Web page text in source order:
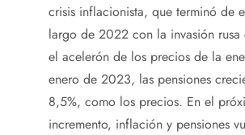
crisis inflacionista, que terminó de
largo de 2022 con la invasión rusa
el acelerón de los precios de la
enero de 2023, las pensiones
8,5%, como los precios. En el
incremento, inflación y pensiones